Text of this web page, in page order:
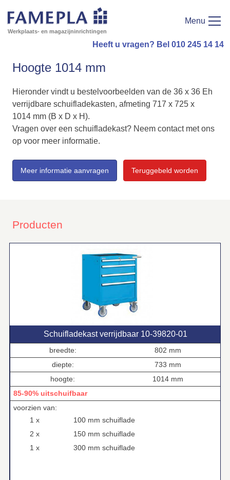
Werkplaats- en magazijninrichtingen
Menu
Heeft u vragen? Bel 010 245 14 14
Hoogte 1014 mm
Hieronder vindt u bestelvoorbeelden van de 36 x 36 Eh
verrijdbare schuifladekasten, afmeting 717 x 725 x
1014 mm (B x D x H).
Vragen over een schuifladekast? Neem contact met ons
op voor meer informatie.
Meer informatie aanvragen Teruggebeld worden
Producten
Schuifladekast verrijdbaar 10‑39820‑01
breedte:
802 mm
diepte:
733 mm
hoogte:
1014 mm
85-90% uitschuifbaar
voorzien van:
1 x
100 mm schuiflade
2 x
150 mm schuiflade
1 x
300 mm schuiflade